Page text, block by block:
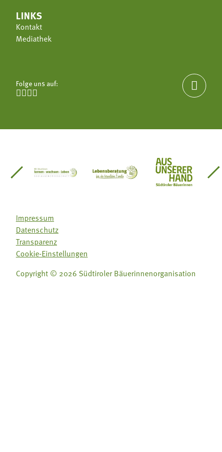
LINKS
Kontakt
Mediathek
Folge uns auf:


Südtirol
Gärtnervereinigung
Sozialgenossenschaft Mit Bäuerinnen lernen -
Lebensberatung für dieAus unserer
Impressum
Datenschutz
Transparenz
Cookie-Einstellungen
Copyright © 2026 Südtiroler Bäuerinnenorganisation